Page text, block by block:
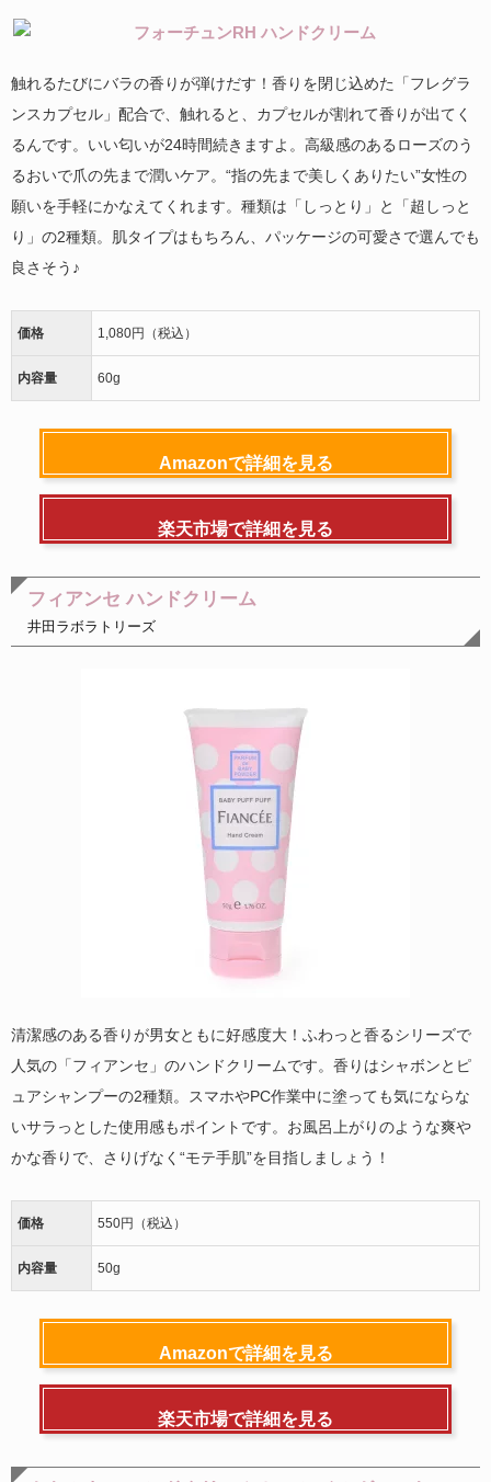
触れるたびにバラの香りが弾けだす！香りを閉じ込めた「フレグラ
ンスカプセル」配合で、触れると、カプセルが割れて香りが出てく
るんです。いい匂いが24時間続きますよ。高級感のあるローズのう
るおいで爪の先まで潤いケア。“指の先まで美しくありたい”女性の
願いを手軽にかなえてくれます。種類は「しっとり」と「超しっと
り」の2種類。肌タイプはもちろん、パッケージの可愛さで選んでも
良さそう♪
価格 1,080円（税込）
内容量 60g
Amazonで詳細を見る
楽天市場で詳細を見る
フィアンセ ハンドクリーム
井田ラボラトリーズ
清潔感のある香りが男女ともに好感度大！ふわっと香るシリーズで
人気の「フィアンセ」のハンドクリームです。香りはシャボンとピ
ュアシャンプーの2種類。スマホやPC作業中に塗っても気にならな
いサラっとした使用感もポイントです。お風呂上がりのような爽や
かな香りで、さりげなく“モテ手肌”を目指しましょう！
価格 550円（税込）
内容量 50g
Amazonで詳細を見る
楽天市場で詳細を見る